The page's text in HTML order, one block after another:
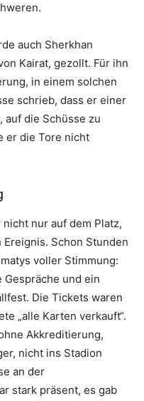
auch Sherkhan
Kairat, gezollt. Für ihn
in einem solchen
schrieb, dass er einer
auf die Schüsse zu
er die Tore nicht
nur auf dem Platz,
Schon Stunden
voller Stimmung:
und ein
Die Tickets waren
„alle Karten verkauft“.
Akkreditierung,
nicht ins Stadion
an der
stark präsent, es gab